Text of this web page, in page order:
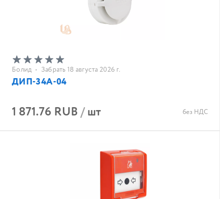
Болид • Забрать 18 августа 2026 г.
ДИП-34А-04
1 871.76 RUB/шт без НДС